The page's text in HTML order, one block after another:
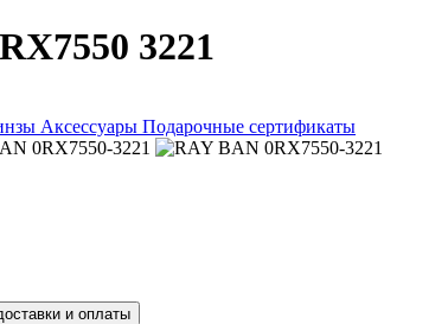
3221
Аксессуары Подарочные сертификаты
и оплаты